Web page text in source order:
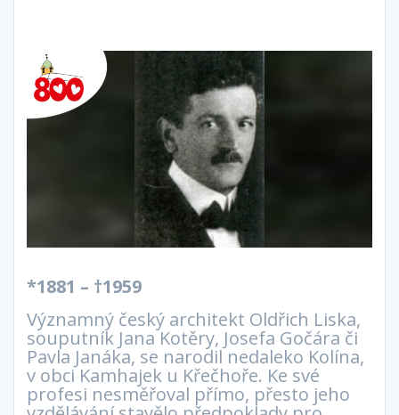
*1881 – †1959
Významný český architekt Oldřich Liska,
souputník Jana Kotěry, Josefa Gočára či
Pavla Janáka, se narodil nedaleko Kolína,
v obci Kamhajek u Křečhoře. Ke své
profesi nesměřoval přímo, přesto jeho